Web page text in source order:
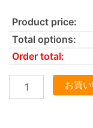
Product price:
Total options:
Order total:
お買